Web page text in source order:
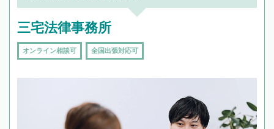
三宅法律事務所
オンライン相談可 全国出張対応可